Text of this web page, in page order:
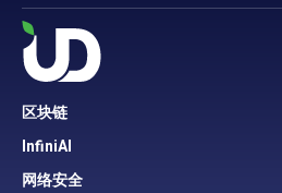
区块链
InfiniAI
网络安全